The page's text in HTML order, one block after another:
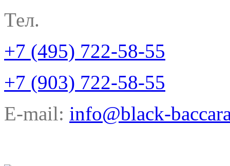
Тел.
+7 (495) 722-58-55
+7 (903) 722-58-55
E-mail: info@black-